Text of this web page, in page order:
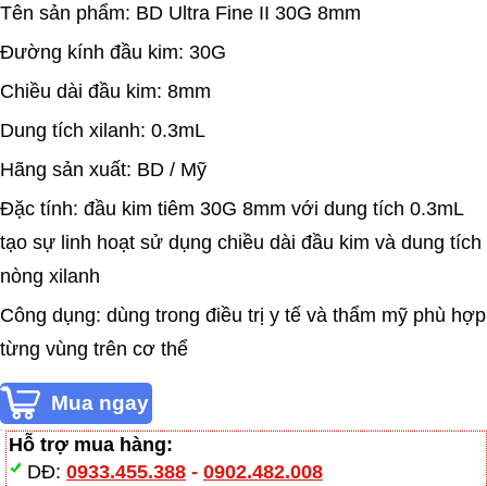
Tên sản phẩm: BD Ultra Fine II 30G 8mm
Đường kính đầu kim: 30G
Chiều dài đầu kim: 8mm
Dung tích xilanh: 0.3mL
Hãng sản xuất: BD / Mỹ
Đặc tính: đầu kim tiêm 30G 8mm với dung tích 0.3mL
tạo sự linh hoạt sử dụng chiều dài đầu kim và dung tích
nòng xilanh
Công dụng: dùng trong điều trị y tế và thẩm mỹ phù hợp
từng vùng trên cơ thể
Hỗ trợ mua hàng:
DĐ: 0933.455.388- 0902.482.008